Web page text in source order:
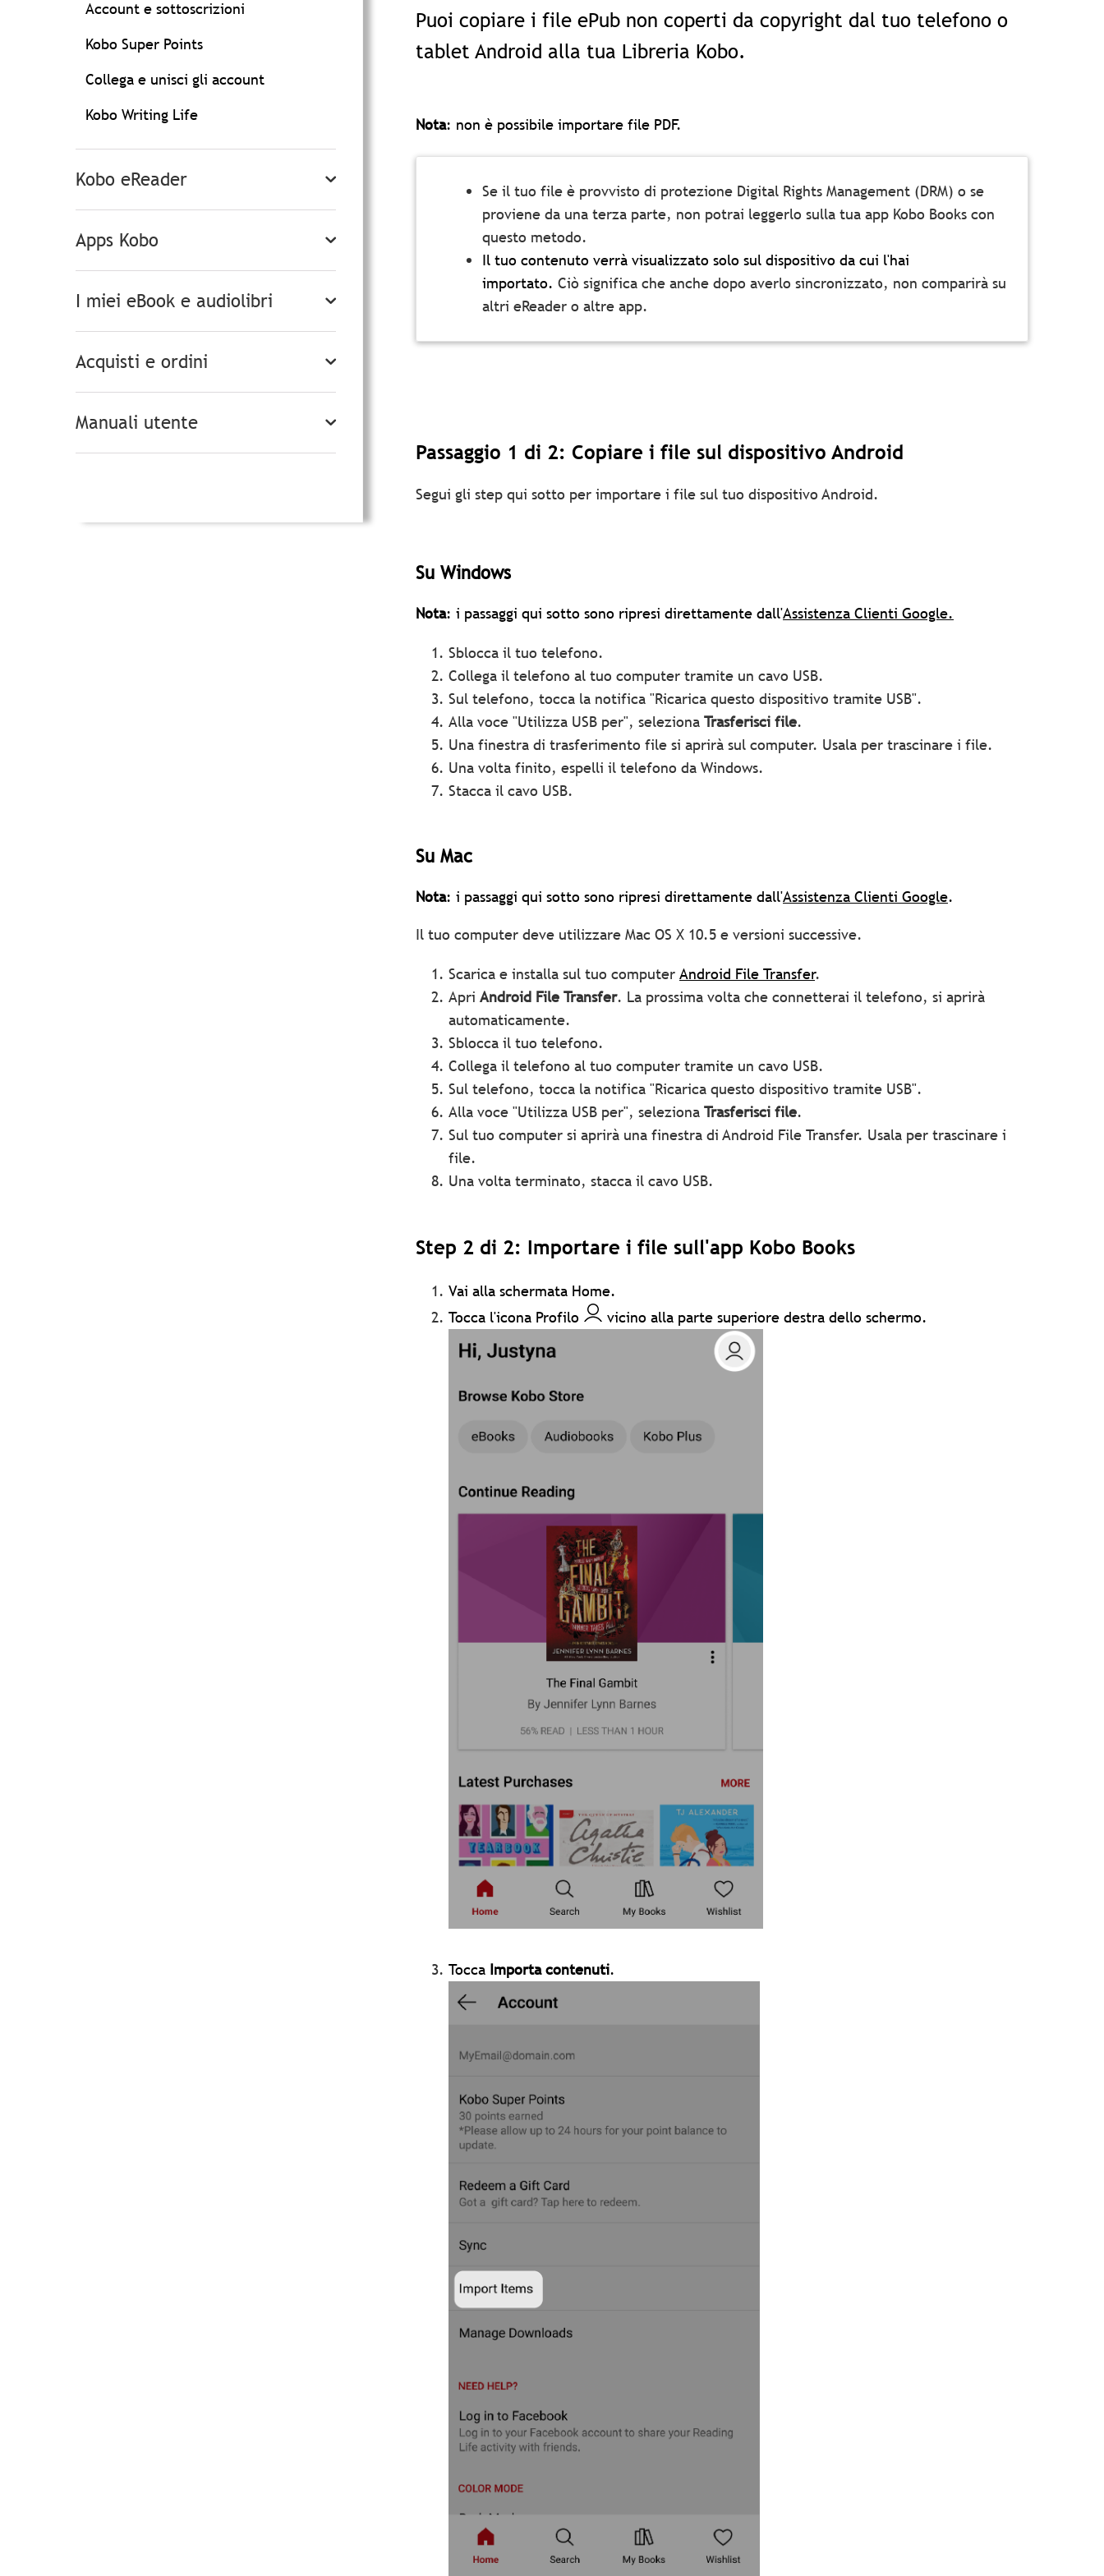
Account e sottoscrizioni
Kobo Super Points
Collega e unisci gli account
Kobo Writing Life
Kobo eReader
Apps Kobo
I miei eBook e audiolibri
Acquisti e ordini
Manuali utente
Puoi copiare i file ePub non coperti da copyright dal tuo telefono o
tablet Android alla tua Libreria Kobo.
Nota: non è possibile importare file PDF.
Se il tuo file è provvisto di protezione Digital Rights Management (DRM) o se
proviene da una terza parte, non potrai leggerlo sulla tua app Kobo Books con
questo metodo.
Il tuo contenuto verrà visualizzato solo sul dispositivo da cui l'hai
importato. Ciò significa che anche dopo averlo sincronizzato, non comparirà su
altri eReader o altre app.
Passaggio 1 di 2: Copiare i file sul dispositivo Android
Segui gli step qui sotto per importare i file sul tuo dispositivo Android.
Su Windows
Nota: i passaggi qui sotto sono ripresi direttamente dall'Assistenza Clienti Google.
Sblocca il tuo telefono.
Collega il telefono al tuo computer tramite un cavo USB.
Sul telefono, tocca la notifica "Ricarica questo dispositivo tramite USB".
Alla voce "Utilizza USB per", seleziona Trasferisci file.
Una finestra di trasferimento file si aprirà sul computer. Usala per trascinare i file.
Una volta finito, espelli il telefono da Windows.
Stacca il cavo USB.
Su Mac
Nota: i passaggi qui sotto sono ripresi direttamente dall'Assistenza Clienti Google.
Il tuo computer deve utilizzare Mac OS X 10.5 e versioni successive.
Scarica e installa sul tuo computer Android File Transfer.
Apri Android File Transfer. La prossima volta che connetterai il telefono, si aprirà
automaticamente.
Sblocca il tuo telefono.
Collega il telefono al tuo computer tramite un cavo USB.
Sul telefono, tocca la notifica "Ricarica questo dispositivo tramite USB".
Alla voce "Utilizza USB per", seleziona Trasferisci file.
Sul tuo computer si aprirà una finestra di Android File Transfer. Usala per trascinare i
file.
Una volta terminato, stacca il cavo USB.
Step 2 di 2: Importare i file sull'app Kobo Books
Vai alla schermata Home.
Tocca l'icona Profilo
vicino alla parte superiore destra dello schermo.
Tocca Importa contenuti.